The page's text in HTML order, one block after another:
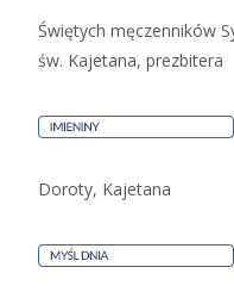
Świętych męczenników
św. Kajetana, prezbitera
Doroty, Kajetana